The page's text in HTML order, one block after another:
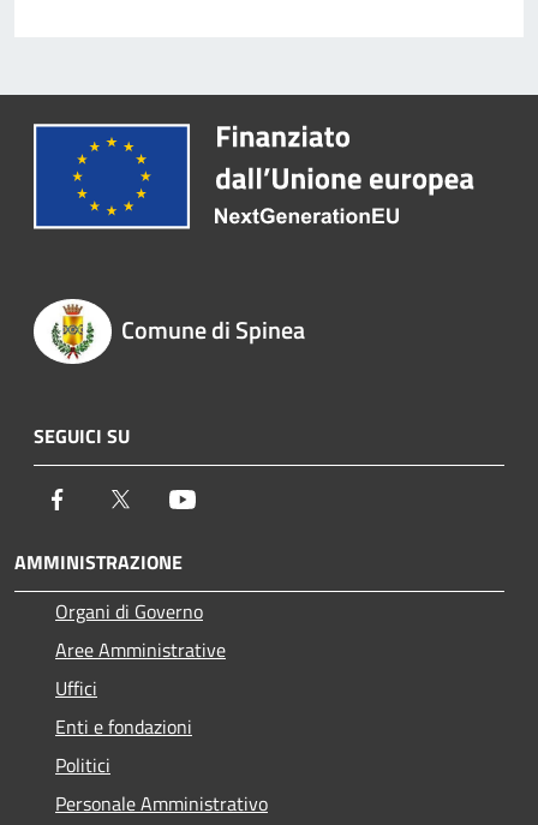
Comune di Spinea
SEGUICI SU
Facebook Twitter
AMMINISTRAZIONE
Organi di Governo
Aree Amministrative
Uffici
Enti e fondazioni
Politici
Personale Amministrativo